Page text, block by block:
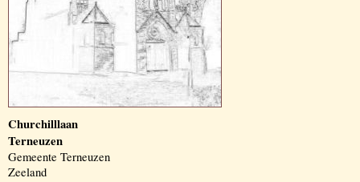
Churchilllaan
Terneuzen
Gemeente Terneuzen
Zeeland